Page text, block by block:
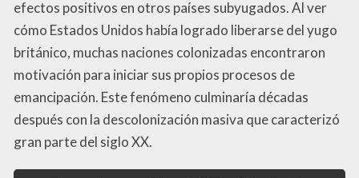
efectos positivos en otros países subyugados. Al ver
cómo Estados Unidos había logrado liberarse del yugo
británico, muchas naciones colonizadas encontraron
motivación para iniciar sus propios procesos de
emancipación. Este fenómeno culminaría décadas
después con la descolonización masiva que caracterizó
gran parte del siglo XX.